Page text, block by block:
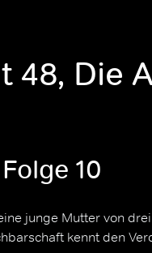
48, Die
10
junge Mutter von
kennt den